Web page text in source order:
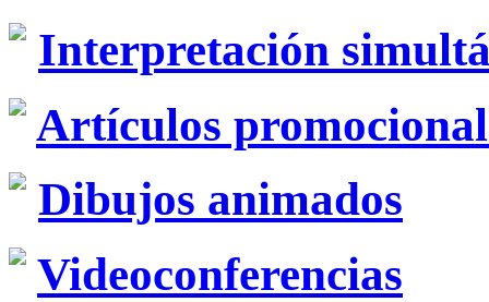
Interpretación
Artículos
Dibujos animados
Videoconferencias